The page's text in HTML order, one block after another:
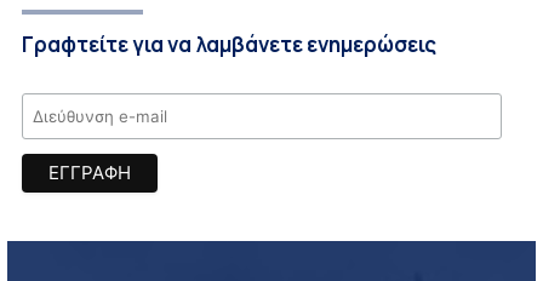
Γραφτείτε για να λαμβάνετε ενημερώσεις